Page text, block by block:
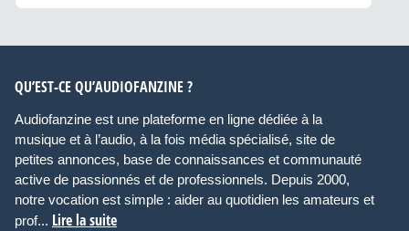
QU’EST-CE QU’AUDIOFANZINE ?
Audiofanzine est une plateforme en ligne dédiée à la
musique et à l’audio, à la fois média spécialisé, site de
petites annonces, base de connaissances et communauté
active de passionnés et de professionnels. Depuis 2000,
notre vocation est simple : aider au quotidien les amateurs et
prof... Lire la suite